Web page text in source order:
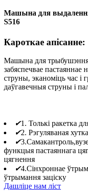
Машына для
S516
Кароткае апісанне:
Машына для трыбушэння
забяспечвае
струны, эканоміць час і
даўгавечныя струны і
✔1. Толькі ракетка
✔2. Рэгуляваная
✔
функцыя пастаяннага
цягнення
✔4.Сінхроннае
ўтрымання заціску
Дашліце нам ліст